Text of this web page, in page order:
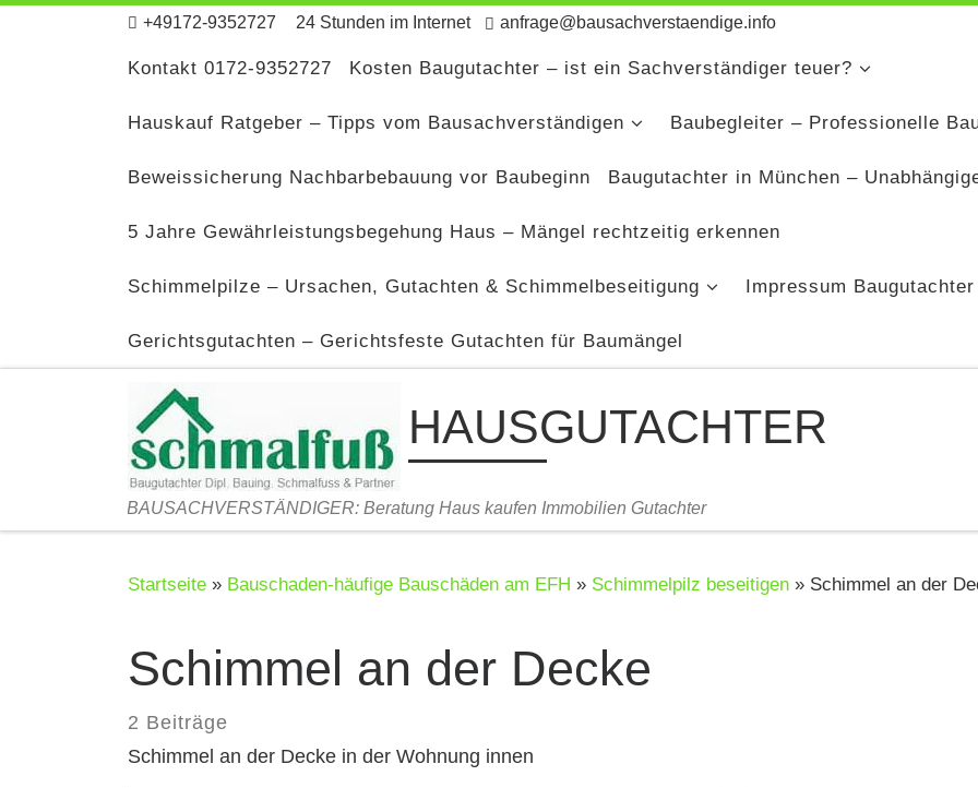
Zum Inhalt springen
+49172-9352727 24 Stunden im Internet anfrage@bausachverstaendige.info
Kontakt 0172-9352727 Kosten Baugutachter – ist ein Sachverständiger teuer?
Hauskauf Ratgeber – Tipps vom Bausachverständigen Baubegleiter – Professionelle
Beweissicherung Nachbarbebauung vor Baubeginn Baugutachter in München –
5 Jahre Gewährleistungsbegehung Haus – Mängel rechtzeitig erkennen
Schimmelpilze – Ursachen, Gutachten & Schimmelbeseitigung Impressum
Gerichtsgutachten – Gerichtsfeste Gutachten für Baumängel
HAUSGUTACHTER
BAUSACHVERSTÄNDIGER: Beratung Haus kaufen Immobilien Gutachter
Startseite » Bauschaden-häufige Bauschäden am EFH » Schimmelpilz beseitigen » Schimmel an der
Schimmel an der Decke
2 Beiträge
Schimmel an der Decke in der Wohnung innen